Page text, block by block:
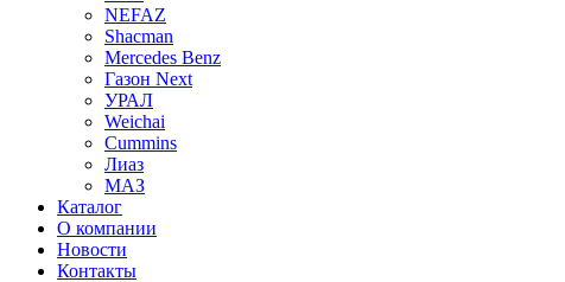
NEFAZ
Shacman
Mercedes Benz
Газон Next
УРАЛ
Weichai
Cummins
Лиаз
МАЗ
Каталог
О компании
Новости
Контакты